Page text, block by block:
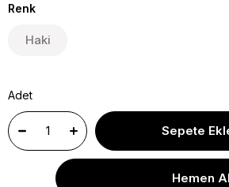
Renk
Haki
Adet